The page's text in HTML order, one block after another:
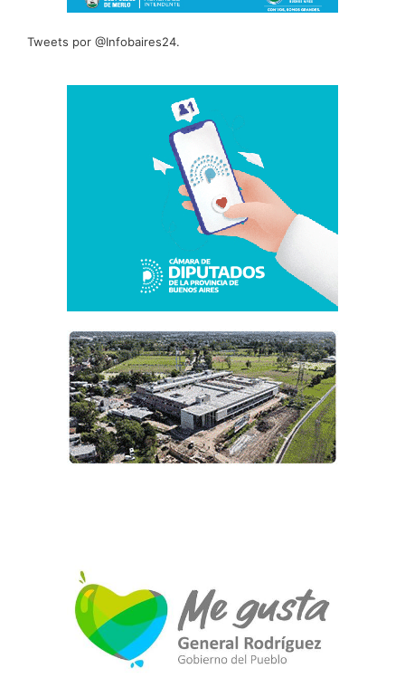
Tweets por @Infobaires24.